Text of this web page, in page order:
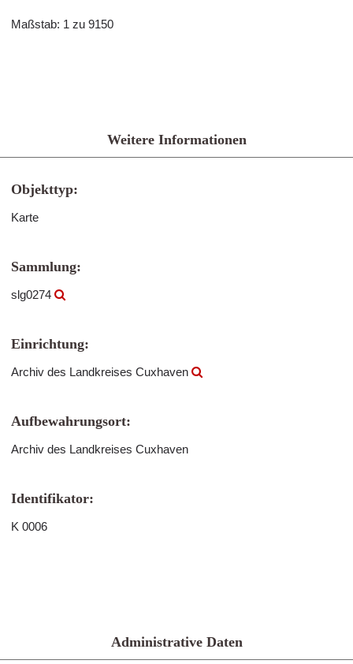
Maßstab: 1 zu 9150
Weitere Informationen
Objekttyp:
Karte
Sammlung:
slg0274
Einrichtung:
Archiv des Landkreises Cuxhaven
Aufbewahrungsort:
Archiv des Landkreises Cuxhaven
Identifikator:
K 0006
Administrative Daten